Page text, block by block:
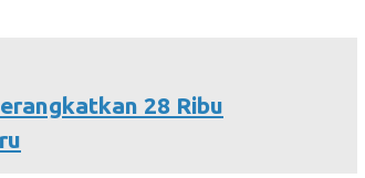
28 Ribu